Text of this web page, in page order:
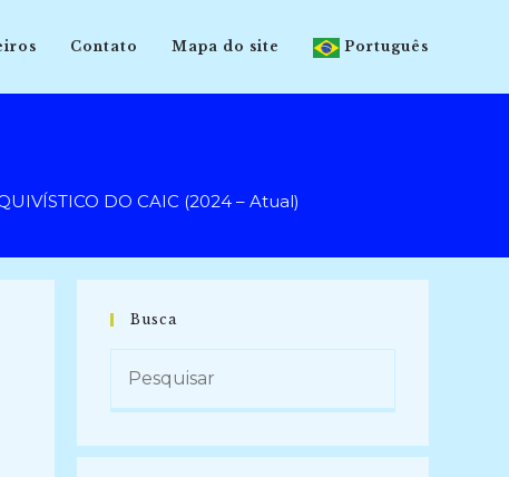
Contato Mapa do site Português
DO CAIC (2024 – Atual)
Busca